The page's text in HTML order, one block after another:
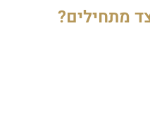
מתחילים?